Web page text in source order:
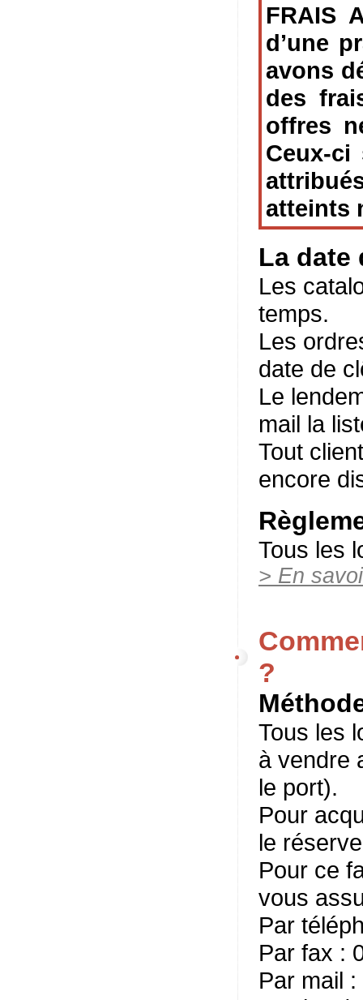
FRAIS
d’une
avons
des
offres
Ceux-
atteints
La date
Les
temps.
Les
date de
Le
mail la
Tout
encore
Tous les
> En
?
Tous les
à vendre
le port).
Pour
le
Pour ce
vous
Par
Par fax :
Par mail